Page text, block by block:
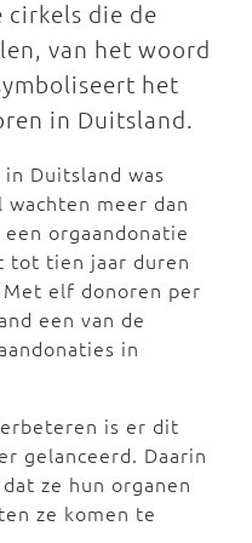
cirkels die de
van het woord
het
in Duitsland.
Duitsland was
meer dan
orgaandonatie
tot tien jaar duren
elf donoren per
een van de
in
is er dit
gelanceerd. Daarin
ze hun organen
ze komen te